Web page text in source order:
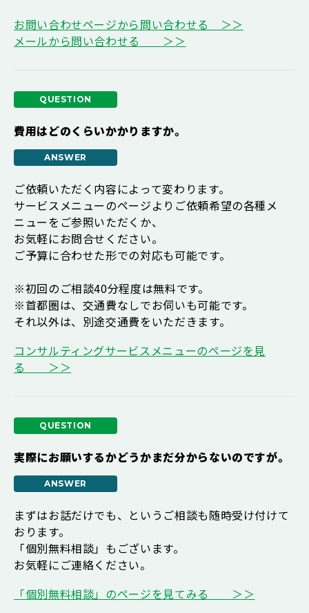
お問い合わせページから問い合わせる ＞＞
メールから問い合わせる ＞＞
費用はどのくらいかかりますか。
ご依頼いただく内容によって変わります。
サービスメニューのページよりご依頼希望の各種メ
ニューをご参照いただくか、
お気軽にお問合せください。
ご予算に合わせた形での対応も可能です。
※初回のご相談40分程度は無料です。
※首都圏は、交通費なしでお伺いも可能です。
それ以外は、別途交通費をいただきます。
コンサルティングサービスメニューのページを見
る ＞＞
実際にお願いするかどうかまだ分からないのですが。
まずはお話だけでも、というご相談も随時受け付けて
おります。
「個別無料相談」もございます。
お気軽にご連絡ください。
「個別無料相談」のページを見てみる ＞＞